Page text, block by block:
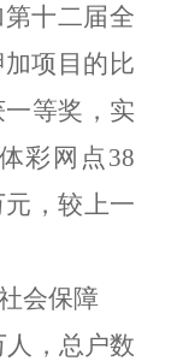
十二届全
项目的比
等奖，实
彩网点 38
元，较上一
会保障
人，总户数